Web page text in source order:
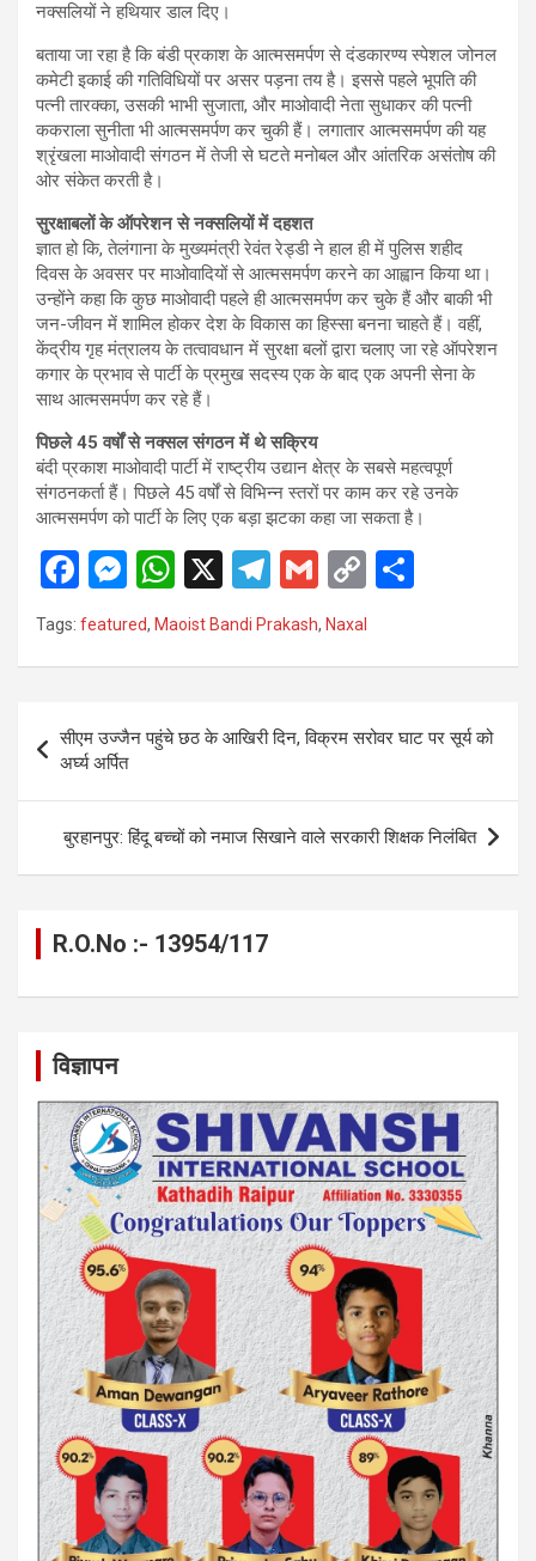
नक्सलियों ने हथियार डाल दिए।
बताया जा रहा है कि बंडी प्रकाश के आत्मसमर्पण से दंडकारण्य स्पेशल जोनल
कमेटी इकाई की गतिविधियों पर असर पड़ना तय है। इससे पहले भूपति की
पत्नी तारक्का, उसकी भाभी सुजाता, और माओवादी नेता सुधाकर की पत्नी
ककराला सुनीता भी आत्मसमर्पण कर चुकी हैं। लगातार आत्मसमर्पण की यह
श्रृंखला माओवादी संगठन में तेजी से घटते मनोबल और आंतरिक असंतोष की
ओर संकेत करती है।
सुरक्षाबलों के ऑपरेशन से नक्सलियों में दहशत
ज्ञात हो कि, तेलंगाना के मुख्यमंत्री रेवंत रेड्डी ने हाल ही में पुलिस शहीद
दिवस के अवसर पर माओवादियों से आत्मसमर्पण करने का आह्वान किया था।
उन्होंने कहा कि कुछ माओवादी पहले ही आत्मसमर्पण कर चुके हैं और बाकी भी
जन-जीवन में शामिल होकर देश के विकास का हिस्सा बनना चाहते हैं। वहीं,
केंद्रीय गृह मंत्रालय के तत्वावधान में सुरक्षा बलों द्वारा चलाए जा रहे ऑपरेशन
कगार के प्रभाव से पार्टी के प्रमुख सदस्य एक के बाद एक अपनी सेना के
साथ आत्मसमर्पण कर रहे हैं।
पिछले 45 वर्षों से नक्सल संगठन में थे सक्रिय
बंदी प्रकाश माओवादी पार्टी में राष्ट्रीय उद्यान क्षेत्र के सबसे महत्वपूर्ण
संगठनकर्ता हैं। पिछले 45 वर्षों से विभिन्न स्तरों पर काम कर रहे उनके
आत्मसमर्पण को पार्टी के लिए एक बड़ा झटका कहा जा सकता है।
F
a
o
o
k
M
es
se
g
er
W
h
A
p
X
T
el
a
m
G
m
ail
C
n
Tags: featured, Maoist Bandi Prakash, Naxal
Post
navigation
सीएम उज्जैन पहुंचे छठ के आखिरी दिन, विक्रम सरोवर घाट पर सूर्य को
अर्घ्य अर्पित
बुरहानपुर: हिंदू बच्चों को नमाज सिखाने वाले सरकारी शिक्षक निलंबित
R.O.No :- 13954/117
विज्ञापन